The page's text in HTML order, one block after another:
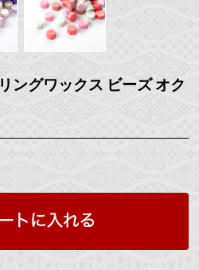
ングワックス ビーズ オク